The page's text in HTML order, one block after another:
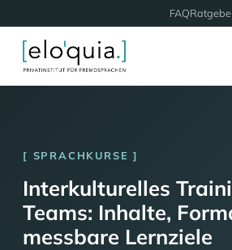
FAQ
SPRACHKURSE
Interkulturelles
Teams: Inhalte,
messbare Lernziele